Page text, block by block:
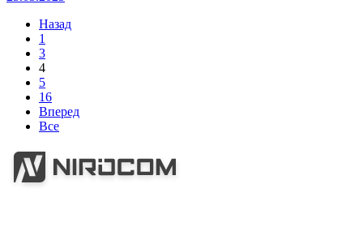
Назад
1
3
4
5
16
Вперед
Все